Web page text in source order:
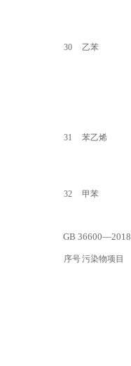
30 乙苯
31 苯乙烯
32 甲苯
GB 36600—2018
序号污染物项目